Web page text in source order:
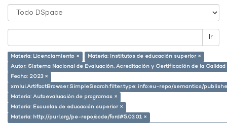
Ir
Materia: Licenciamiento ×
Materia: Institutos de educación superior ×
Autor: Sistema Nacional de Evaluación, Acreditación y Certificación de la
Fecha: 2023 ×
xmlui.ArtifactBrowser.SimpleSearch.filter.type: info:eu-repo/semantics/
Materia: Autoevaluación de programas ×
Materia: Escuelas de educación superior ×
Materia: http://purl.org/pe-repo/ocde/ford#5.03.01 ×